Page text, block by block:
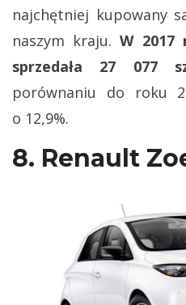
najchętniej kupowany
naszym kraju.W 2017
sprzedała 27 077
porównaniu do roku
o 12,9%.
8. Renault